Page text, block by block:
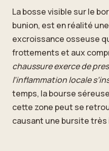
La bosse visible sur le
bunion, est en réalité
excroissance osseuse
frottements et aux
chaussure exerce de
l’inflammation locale
temps, la bourse
cette zone peut se
causant une bursite très